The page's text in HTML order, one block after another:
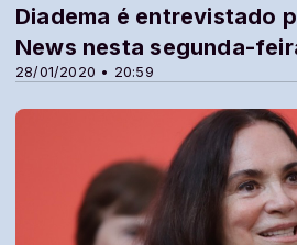
28/01/2020 • 20:59
Diadema é entrevistado
News nesta segunda-